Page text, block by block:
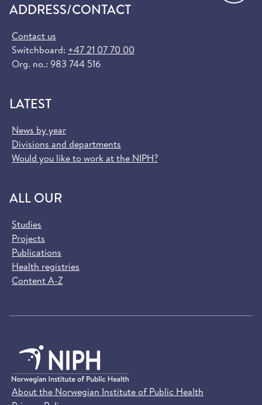
ADDRESS/CONTACT
Contact us
Switchboard: +47 21 07 70 00
Org. no.: 983 744 516
LATEST
News by year
Divisions and departments
Would you like to work at the NIPH?
ALL OUR
Studies
Projects
Publications
Health registries
Content A-Z
About the Norwegian Institute of Public Health